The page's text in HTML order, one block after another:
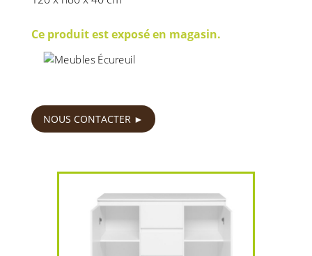
Ce produit est exposé en magasin.
NOUS CONTACTER